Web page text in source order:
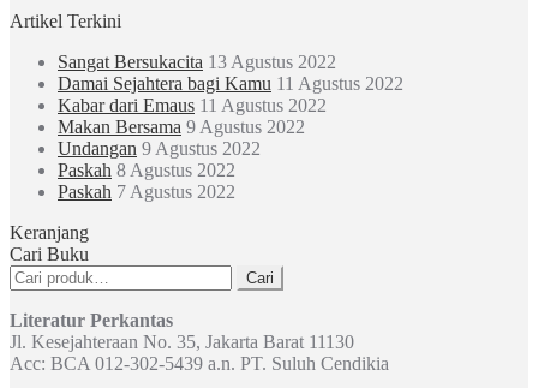
Artikel Terkini
Sangat Bersukacita 13 Agustus 2022
Damai Sejahtera bagi Kamu 11 Agustus 2022
Kabar dari Emaus 11 Agustus 2022
Makan Bersama 9 Agustus 2022
Undangan 9 Agustus 2022
Paskah 8 Agustus 2022
Paskah 7 Agustus 2022
Keranjang
Cari Buku
Pencarian
untuk:
Cari
Literatur Perkantas
Jl. Kesejahteraan No. 35, Jakarta Barat 11130
Acc: BCA 012-302-5439 a.n. PT. Suluh Cendikia